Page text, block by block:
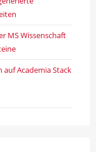
MS Wissenschaft
auf Academia Stack